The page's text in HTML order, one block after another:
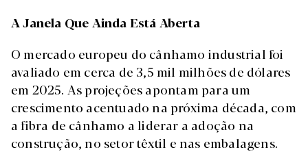
A Janela Que Ainda Está Aberta
O mercado europeu do cânhamo industrial foi
avaliado em cerca de 3,5 mil milhões de dólares
em 2025. As projeções apontam para um
crescimento acentuado na próxima década, com
a fibra de cânhamo a liderar a adoção na
construção, no setor têxtil e nas embalagens.